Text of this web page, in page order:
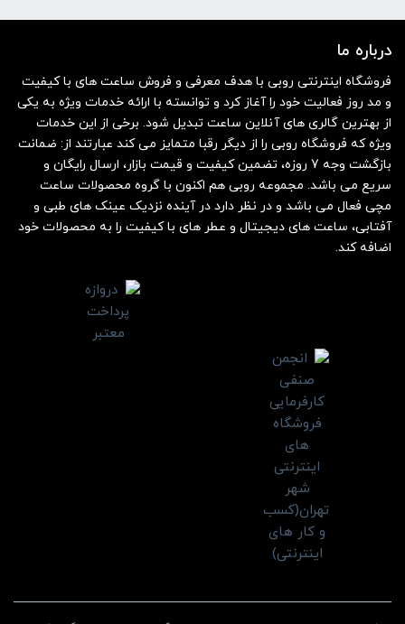
درباره ما
فروشگاه اینترنتی روبی با هدف معرفی و فروش ساعت های با کیفیت
و مد روز فعالیت خود را آغاز کرد و توانسته با ارائه خدمات ویژه به یکی
از بهترین گالری های آنلاین ساعت تبدیل شود. برخی از این خدمات
ویژه که فروشگاه روبی را از دیگر رقبا متمایز می کند عبارتند از: ضمانت
بازگشت وجه 7 روزه، تضمین کیفیت و قیمت بازار، ارسال رایگان و
سریع می باشد. مجموعه روبی هم اکنون با گروه محصولات ساعت
مچی فعال می باشد و در نظر دارد در آینده نزدیک عینک های طبی و
آفتابی، ساعت های دیجیتال و عطر های با کیفیت را به محصولات خود
اضافه کند.